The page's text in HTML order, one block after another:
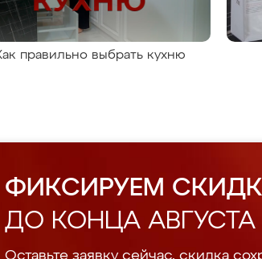
правильно выбрать кухню
ФИКСИРУЕМ
ДО КОНЦА АВГУСТА
Оставьте заявку сейчас, скидка